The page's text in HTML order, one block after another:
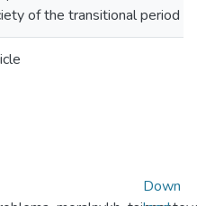
of the transitional period
Down